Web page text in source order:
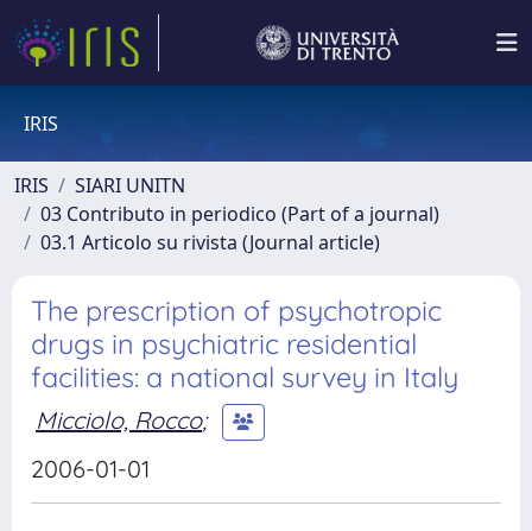
IRIS
IRIS
SIARI UNITN
03 Contributo in periodico (Part of a journal)
03.1 Articolo su rivista (Journal article)
The prescription of psychotropic
drugs in psychiatric residential
facilities: a national survey in Italy
Micciolo, Rocco;
2006-01-01